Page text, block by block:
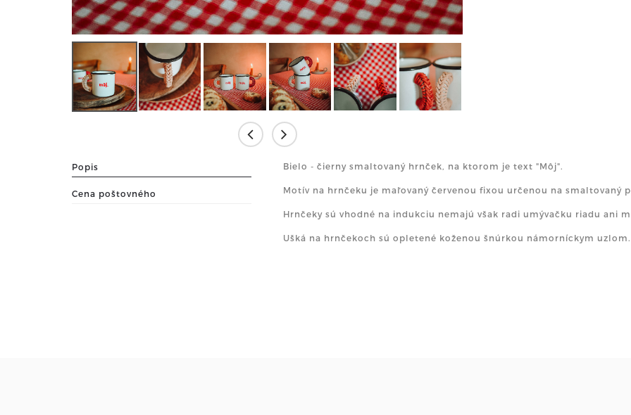
Popis
Cena poštovného
Bielo - čierny smaltovaný hrnček, na ktorom je text "Môj".
Motív na hrnčeku je maľovaný červenou fixou určenou na smaltovaný
Hrnčeky sú vhodné na indukciu nemajú však radi umývačku riadu ani
Ušká na hrnčekoch sú opletené koženou šnúrkou námorníckym